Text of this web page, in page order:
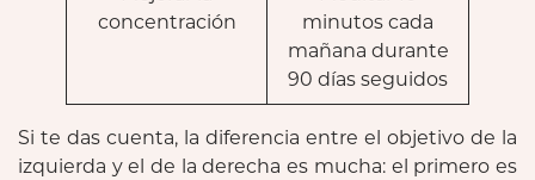
concentración
minutos cada
mañana durante
90 días seguidos
Si te das cuenta, la diferencia entre el objetivo de la
izquierda y el de la derecha es mucha: el primero es